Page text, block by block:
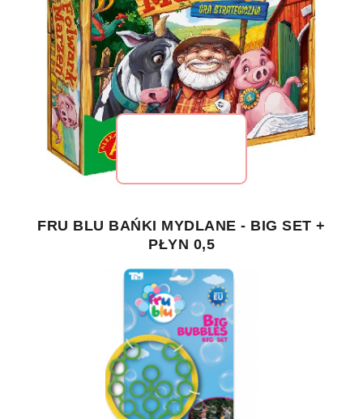
FRU BLU BAŃKI MYDLANE - BIG SET +
PŁYN 0,5